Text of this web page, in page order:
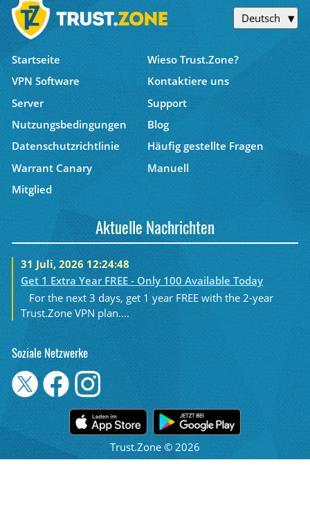
Deutsch
Startseite
Wieso Trust.Zone?
VPN Software
Kontaktiere uns
Server
Support
Nutzungsbedingungen
Blog
Datenschutzrichtlinie
Häufig gestellte Fragen
Warrant Canary
Manuell
Mitglied
Aktuelle Nachrichten
31 Juli, 2026 12:24:48
Get 1 Extra Year FREE - Only 100 Available Today
For the next 3 days, get 1 year FREE with the 2-year
Trust.Zone VPN plan....
Soziale Netzwerke
Trust.Zone © 2026